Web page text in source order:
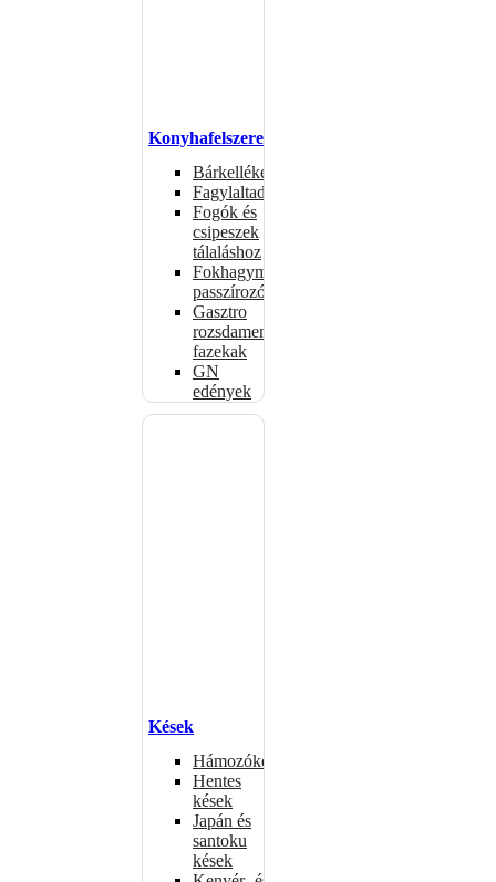
Konyhafelszerelés
Bárkellékek
Fagylaltadagolók
Fogók és
csipeszek
tálaláshoz
Fokhagymaprések,
passzírozók
Gasztro
rozsdamentes
fazekak
GN
edények
Kések
Hámozókések
Hentes
kések
Japán és
santoku
kések